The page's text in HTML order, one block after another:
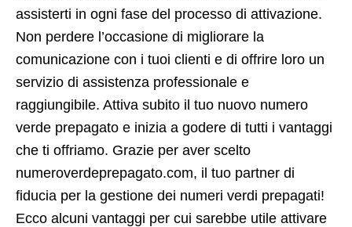
assisterti in ogni fase del processo di attivazione.
Non perdere l’occasione di migliorare la
comunicazione con i tuoi clienti e di offrire loro un
servizio di assistenza professionale e
raggiungibile. Attiva subito il tuo nuovo numero
verde prepagato e inizia a godere di tutti i vantaggi
che ti offriamo. Grazie per aver scelto
numeroverdeprepagato.com, il tuo partner di
fiducia per la gestione dei numeri verdi prepagati!
Ecco alcuni vantaggi per cui sarebbe utile attivare